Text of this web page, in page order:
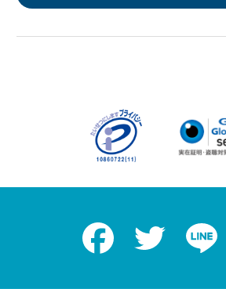
Facebook Twitter